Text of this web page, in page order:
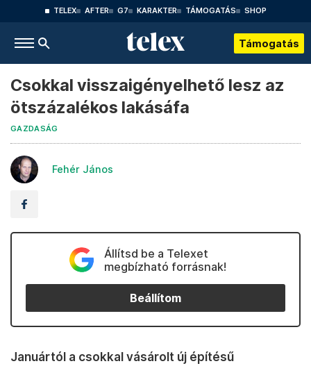
TELEX AFTER G7 KARAKTER TÁMOGATÁS SHOP
Támogatás
Csokkal visszaigényelhető lesz az
ötszázalékos lakásáfa
GAZDASÁG
Fehér János
Állítsd be a Telexet
megbízható forrásnak!
Beállítom
Januártól a csokkal vásárolt új építésű